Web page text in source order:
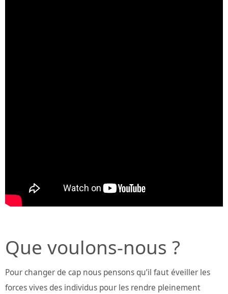
Que voulons-nous ?
Pour changer de cap nous pensons qu’il faut éveiller les
forces vives des individus pour les rendre pleinement